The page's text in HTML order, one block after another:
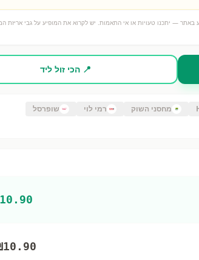
— יתכנו טעויות או אי התאמות. יש לקרוא את המופיע על גבי אריזת
📍 הכי זול ליד
מחסני השוק רמי לוי שופרסל
10.90
10.90